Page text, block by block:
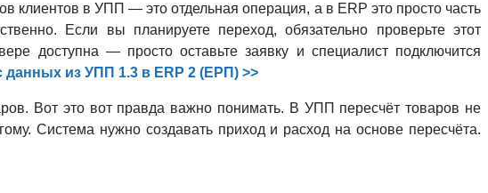
клиентов в УПП — это отдельная операция, а в ERP это просто часть
Если вы планируете переход, обязательно проверьте этот
доступна — просто оставьте заявку и специалист подключится
данных из УПП 1.3 в ERP 2 (ЕРП) >>
Вот это вот правда важно понимать. В УПП пересчёт товаров не
Система нужно создавать приход и расход на основе пересчёта.